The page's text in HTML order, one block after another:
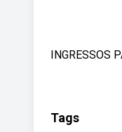
INGRESSOS
Tags